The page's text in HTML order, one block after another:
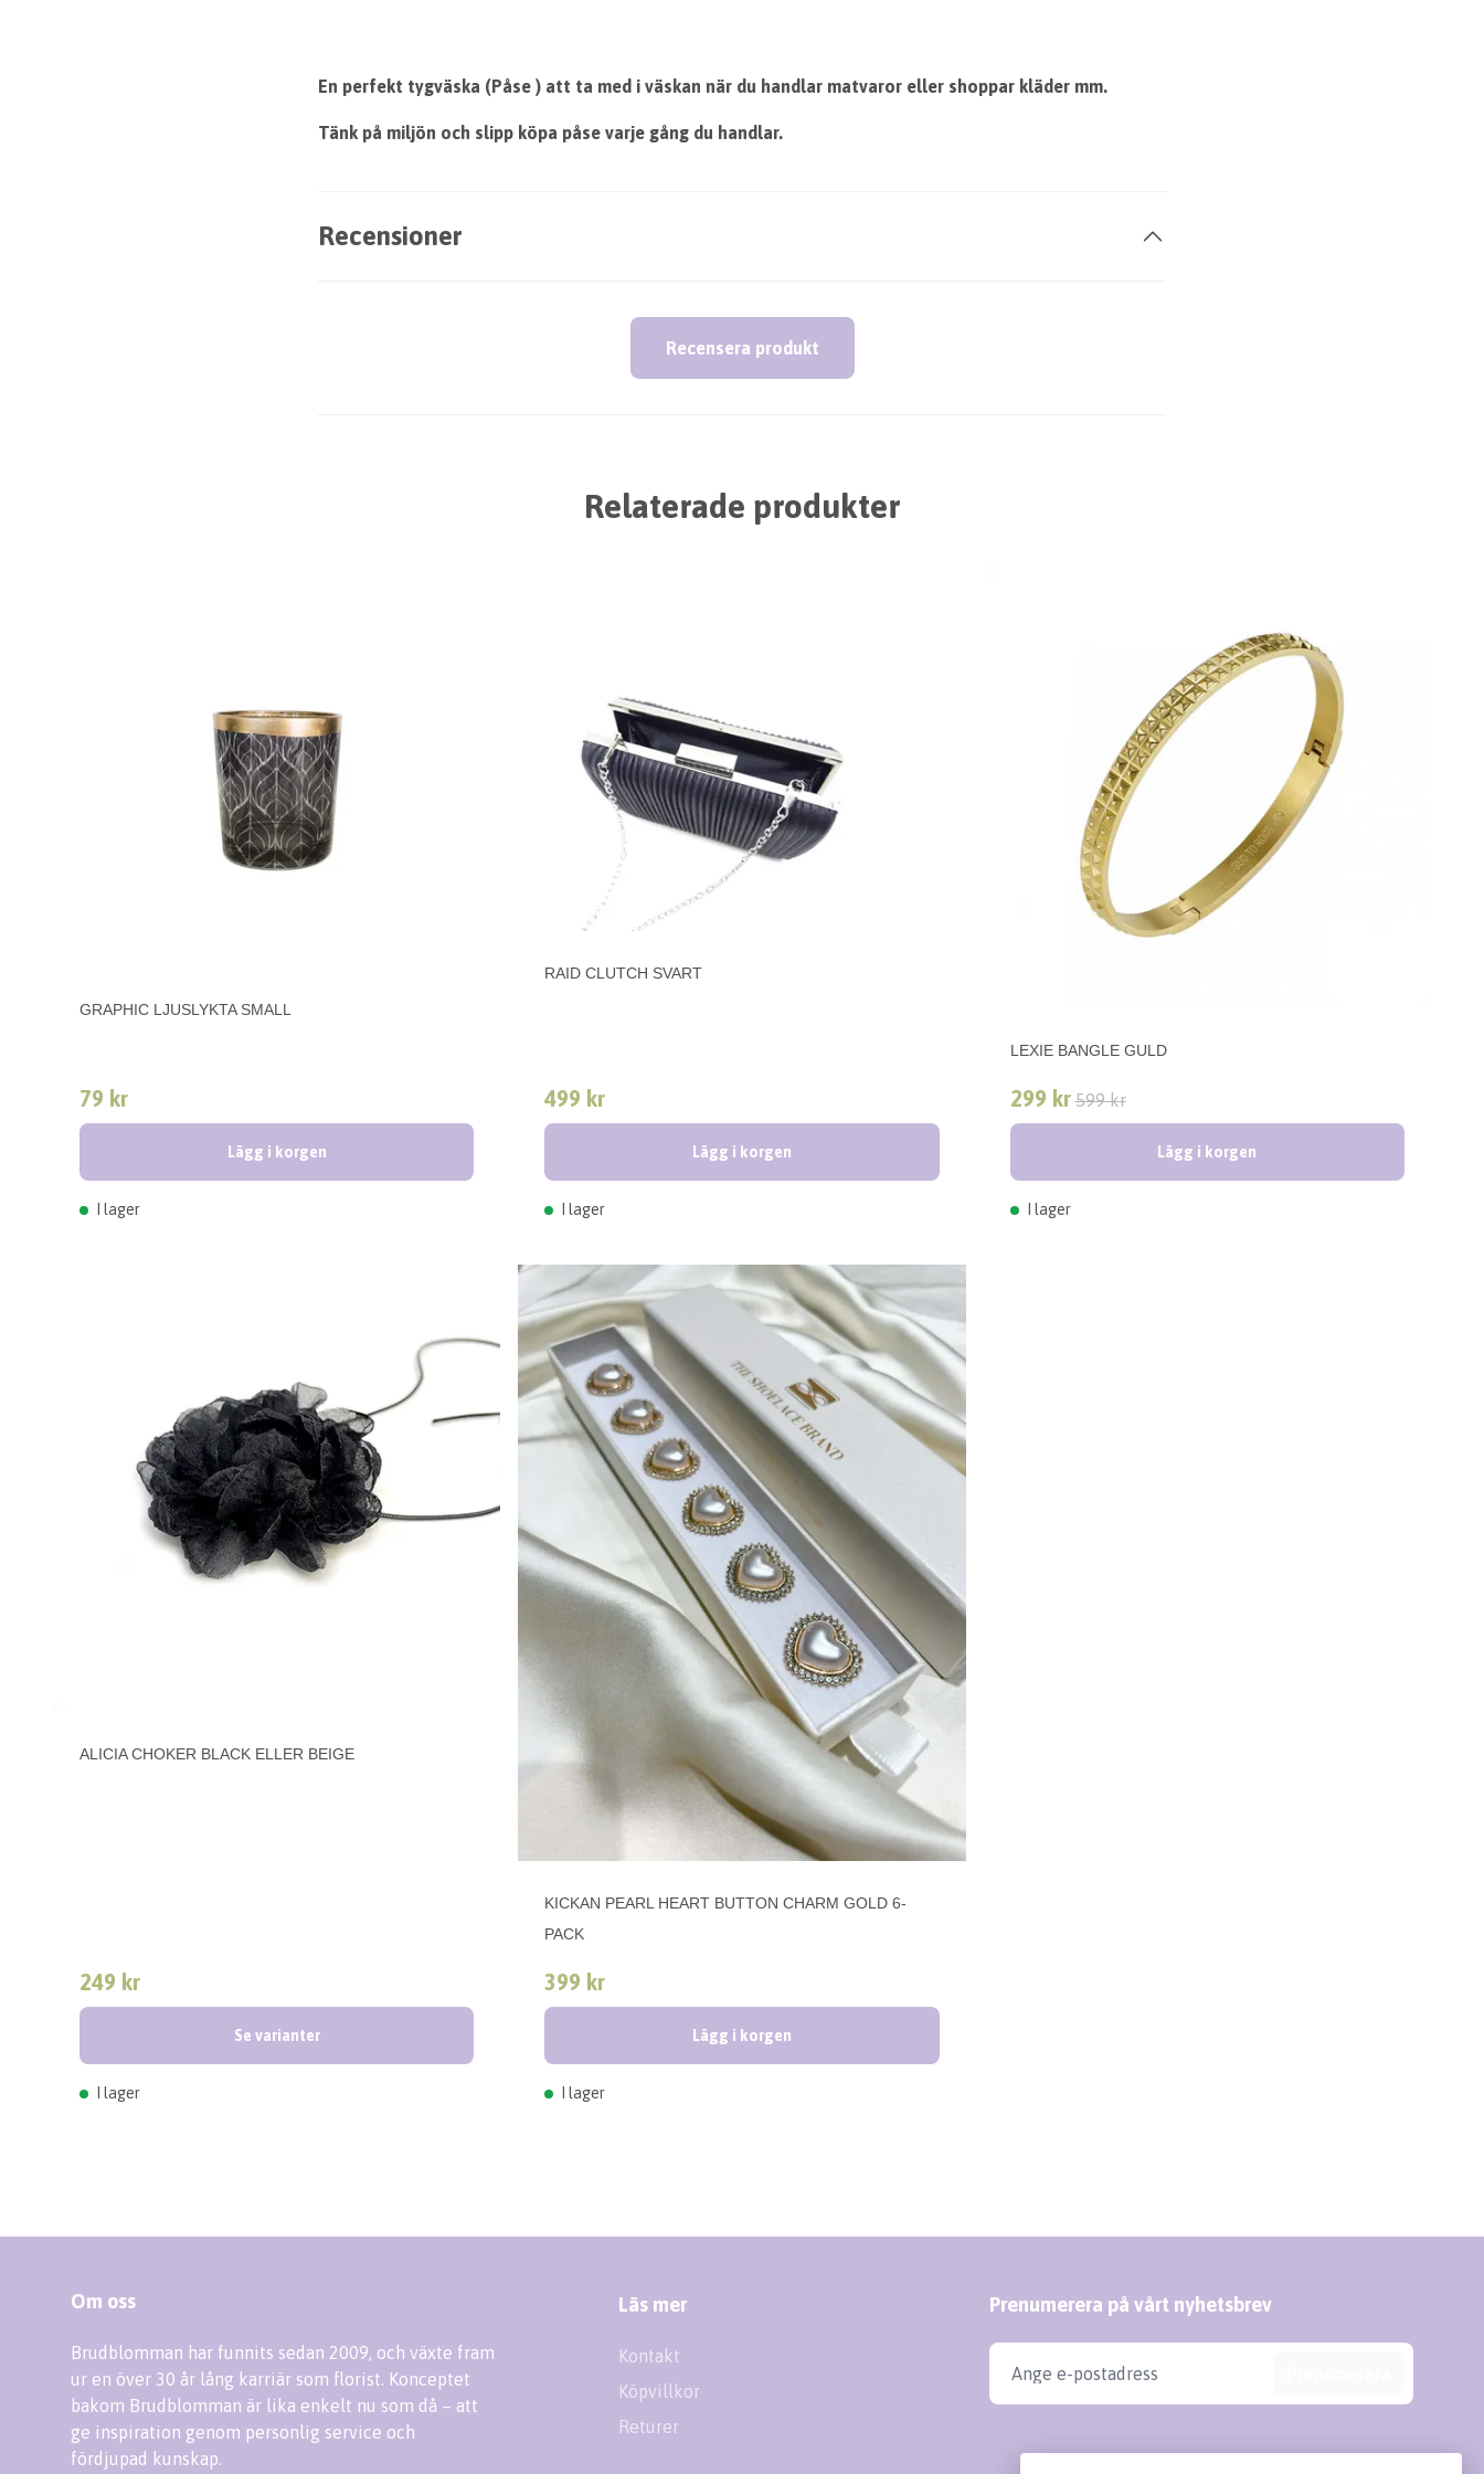
En perfekt tygväska (Påse ) att ta med i väskan när du handlar matvaror eller shoppar kläder mm.
Tänk på miljön och slipp köpa påse varje gång du handlar.
Recensioner
Recensera produkt
Relaterade produkter
GRAPHIC LJUSLYKTA SMALL
79 kr
Lägg i korgen
I lager
RAID CLUTCH SVART
499 kr
Lägg i korgen
I lager
LEXIE BANGLE GULD
299 kr 599 kr
Lägg i korgen
I lager
ALICIA CHOKER BLACK ELLER BEIGE
249 kr
Se varianter
I lager
KICKAN PEARL HEART BUTTON CHARM GOLD 6-
PACK
399 kr
Lägg i korgen
I lager
Om oss
Brudblomman har funnits sedan 2009, och växte fram
ur en över 30 år lång karriär som florist. Konceptet
bakom Brudblomman är lika enkelt nu som då – att
ge inspiration genom personlig service och
fördjupad kunskap.
Läs mer
Kontakt
Köpvillkor
Returer
Prenumerera på vårt nyhetsbrev